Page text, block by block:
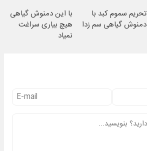
تحریم سموم کبد با
دمنوش گیاهی سم زدا
با این دمنوش گیاهی
هیچ بیاری سراغت
نمیاد